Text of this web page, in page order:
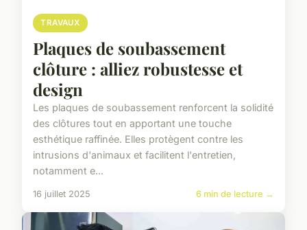
TRAVAUX
Plaques de soubassement
clôture : alliez robustesse et
design
Les plaques de soubassement renforcent la solidité
des clôtures tout en apportant une touche
esthétique raffinée. Elles protègent contre les
intrusions d'animaux et facilitent l'entretien,
notamment e...
16 juillet 2025 6 min de lecture →